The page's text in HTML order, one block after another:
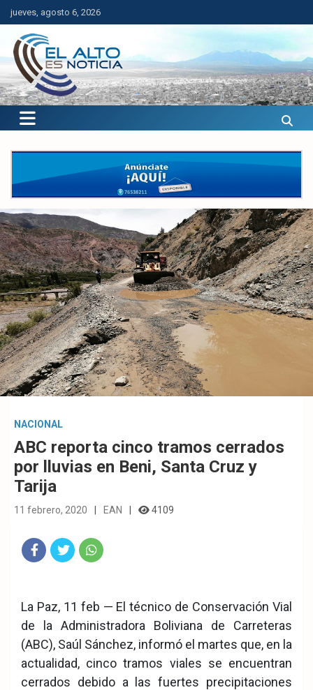
Saltar
al
contenido
jueves, agosto 6, 2026
El Alto es Noticia
Últimas noticias de El Alto, Bolivia y el mundo.
NACIONAL
ABC reporta cinco tramos cerrados
por lluvias en Beni, Santa Cruz y
Tarija
11 febrero, 2020 EAN 4109
ook
tsA
pp
La Paz, 11 feb — El técnico de Conservación Vial
de la Administradora Boliviana de Carreteras
(ABC), Saúl Sánchez, informó el martes que, en la
actualidad, cinco tramos viales se encuentran
cerrados debido a las fuertes precipitaciones